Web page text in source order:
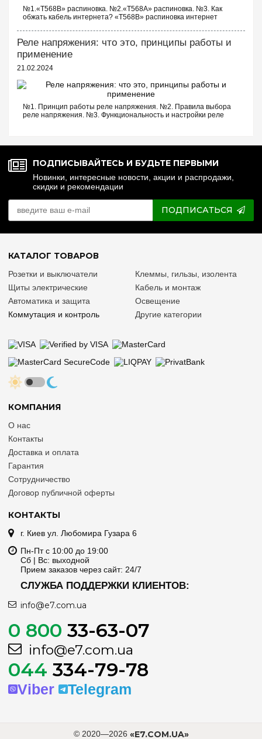
№1.«T568B» распиновка. №2.«T568A» распиновка. №3. Как
обжать кабель интернета? «T568B» распиновка интернет
Реле напряжения: что это, принципы работы и
применение
21.02.2024
№1. Принцип работы реле напряжения. №2. Правила выбора
реле напряжения. №3. Функциональность и настройки реле
ПОДПИСЫВАЙТЕСЬ И БУДЬТЕ ПЕРВЫМИ
Новинки, интересные новости, акции и распродажи,
скидки и рекомендации
ПОДПИСАТЬСЯ
КОНТАКТЫ
г. Киев ул. Любомира Гузара 6
Пн-Пт с 10:00 до 19:00
Сб | Вс: выходной
Прием заказов через сайт: 24/7
СЛУЖБА ПОДДЕРЖКИ КЛИЕНТОВ:
info@e7.com.ua
0 800 33-63-07
info@e7.com.ua
044 334-79-78
Viber Telegram
КОМПАНИЯ
О нас
Контакты
Доставка и оплата
Гарантия
Сотрудничество
Договор публичной оферты
КАТАЛОГ ТОВАРОВ
Розетки и выключатели
Щиты электрические
Автоматика и защита
Коммутация и контроль
Клеммы, гильзы, изолента
Кабель и монтаж
Освещение
Другие категории
© 2020—2026 «E7.COM.UA»